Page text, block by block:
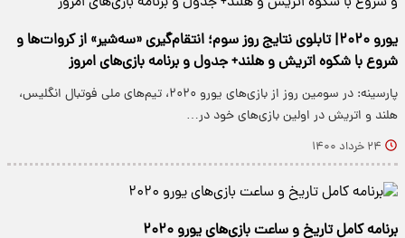
یورو ۲۰۲۰| تابلوی نتایج روز سوم؛ انتقام‌گیری «سه‌شیر» از کروات‌ها و
شروع با شکوه اتریش و هلند+ جدول و برنامه بازی‌های امروز
پارسینه: در سومین روز از بازی‌های یورو ۲۰۲۰، تیم‌های ملی فوتبال انگلیس،
هلند و اتریش در اولین بازی‌های خود در…
۲۴ خرداد ۱۴۰۰
برنامه کامل تاریخ و ساعت بازی‌های یورو ۲۰۲۰